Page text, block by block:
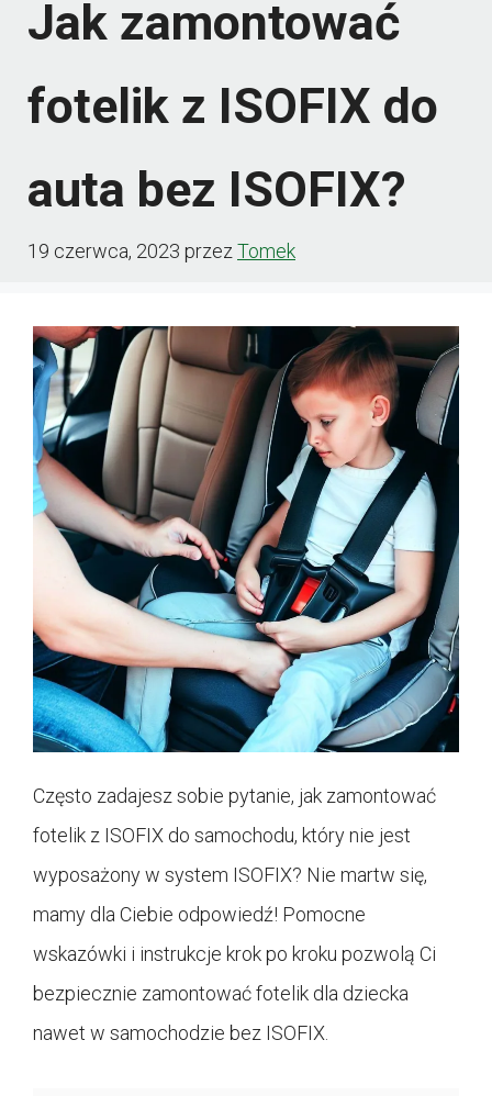
Jak zamontować
fotelik z ISOFIX do
auta bez ISOFIX?
19 czerwca, 2023 przez Tomek
Często zadajesz sobie pytanie, jak zamontować
fotelik z ISOFIX do samochodu, który nie jest
wyposażony w system ISOFIX? Nie martw się,
mamy dla Ciebie odpowiedź! Pomocne
wskazówki i instrukcje krok po kroku pozwolą Ci
bezpiecznie zamontować fotelik dla dziecka
nawet w samochodzie bez ISOFIX.